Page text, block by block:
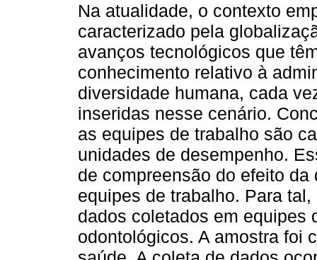
Na atualidade, o contexto
caracterizado pela
avanços tecnológicos que
conhecimento relativo à
diversidade humana, cada
inseridas nesse cenário.
as equipes de trabalho são
unidades de desempenho.
de compreensão do efeito
equipes de trabalho. Para
dados coletados em equipes
odontológicos. A amostra foi